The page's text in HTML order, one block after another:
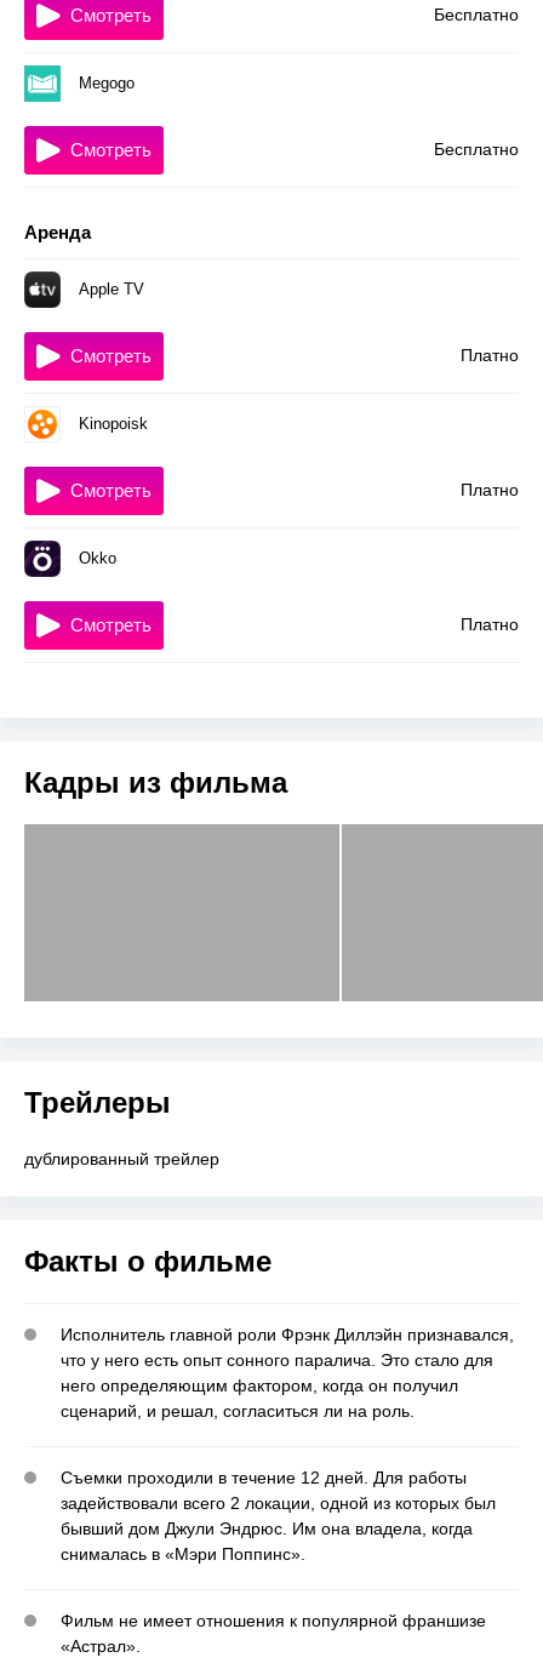
Бесплатно
Смотреть
Megogo
Бесплатно
Смотреть
Аренда
Apple TV
Платно
Смотреть
Kinopoisk
Платно
Смотреть
Okko
Платно
Смотреть
Кадры из фильма
Трейлеры
дублированный трейлер
Факты о фильме
Исполнитель главной роли Фрэнк Диллэйн признавался,
что у него есть опыт сонного паралича. Это стало для
него определяющим фактором, когда он получил
сценарий, и решал, согласиться ли на роль.
Съемки проходили в течение 12 дней. Для работы
задействовали всего 2 локации, одной из которых был
бывший дом Джули Эндрюс. Им она владела, когда
снималась в «Мэри Поппинс».
Фильм не имеет отношения к популярной франшизе
«Астрал».